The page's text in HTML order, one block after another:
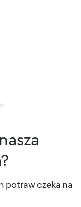
potraw czeka na